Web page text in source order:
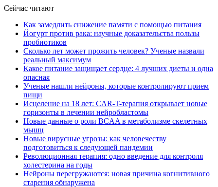
Сейчас читают
Как замедлить снижение памяти с помощью питания
Йогурт против рака: научные доказательства пользы
пробиотиков
Сколько лет может прожить человек? Ученые назвали
реальный максимум
Какое питание защищает сердце: 4 лучших диеты и одна
опасная
Ученые нашли нейроны, которые контролируют прием
пищи
Исцеление на 18 лет: CAR-T-терапия открывает новые
горизонты в лечении нейробластомы
Новые данные о роли BCAA в метаболизме скелетных
мышц
Новые вирусные угрозы: как человечеству
подготовиться к следующей пандемии
Революционная терапия: одно введение для контроля
холестерина на годы
Нейроны перегружаются: новая причина когнитивного
старения обнаружена